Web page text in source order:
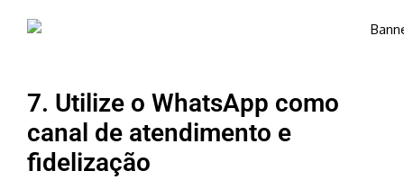
7. Utilize o WhatsApp como
canal de atendimento e
fidelização